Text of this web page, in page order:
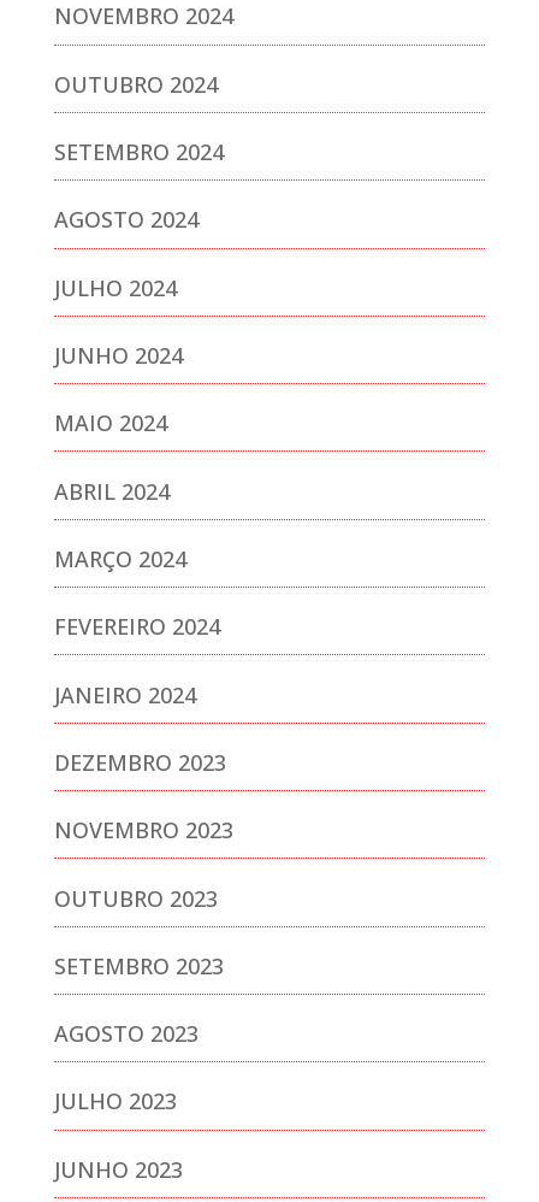
NOVEMBRO 2024
OUTUBRO 2024
SETEMBRO 2024
AGOSTO 2024
JULHO 2024
JUNHO 2024
MAIO 2024
ABRIL 2024
MARÇO 2024
FEVEREIRO 2024
JANEIRO 2024
DEZEMBRO 2023
NOVEMBRO 2023
OUTUBRO 2023
SETEMBRO 2023
AGOSTO 2023
JULHO 2023
JUNHO 2023